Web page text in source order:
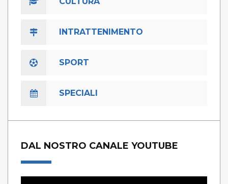
INTRATTENIMENTO
SPORT
SPECIALI
DAL NOSTRO CANALE YOUTUBE